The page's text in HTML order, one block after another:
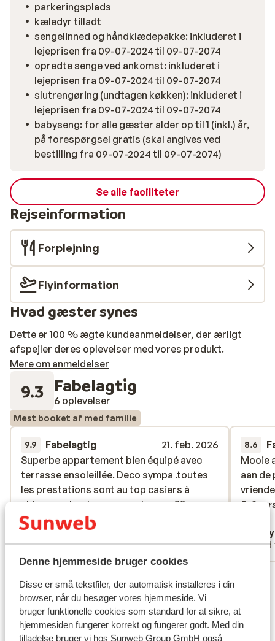
Denne hjemmeside bruger cookies
Disse er små tekstfiler, der automatisk installeres i din
browser, når du besøger vores hjemmeside. Vi
bruger funktionelle cookies som standard for at sikre, at
hjemmesiden fungerer korrekt og fungerer godt. Med din
tilladelse bruger vi hos Sunweb Group GmbH også
parkeringsplads
kæledyr tilladt
sengelinned og håndklædepakke: inkluderet i
lejeprisen fra 09-07-2024 til 09-07-2074
opredte senge ved ankomst: inkluderet i
lejeprisen fra 09-07-2024 til 09-07-2074
slutrengøring (undtagen køkken): inkluderet i
lejeprisen fra 09-07-2024 til 09-07-2074
babyseng: for alle gæster alder op til 1 (inkl.) år,
på forespørgsel gratis (skal angives ved
bestilling fra 09-07-2024 til 09-07-2074)
Se alle faciliteter
Rejseinformation
Forplejning
Flyinformation
Hvad gæster synes
Dette er 100 % ægte kundeanmeldelser, der ærligt
afspejler deres oplevelser med vores produkt.
Mere om anmeldelser
9.3 Fabelagtig
6 oplevelser
Mest booket af med familie
9.9 Fabelagtig
21. feb. 2026
Superbe appartement bien équipé avec
terrasse ensoleillée. Deco sympa .toutes
les prestations sont au top casiers à
skis,spa,etc…le personnel super.??
Superbe appartement bien équipé avec
terrasse ensoleillée. Deco sympa .toutes
les prestations sont au top casiers à
skis,spa,etc…le personnel super.??
Oversæt til dansk (DA)
christophe flament
Med familie
8.6
Mooie
aan de
Mooie
aan de
Med
Lokation